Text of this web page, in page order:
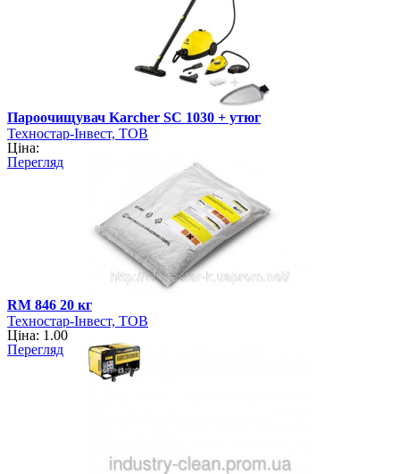
Пароочищувач Karcher SC 1030 + утюг
Техностар-Інвест, ТОВ
Ціна:
Перегляд
RM 846 20 кг
Техностар-Інвест, ТОВ
Ціна: 1.00
Перегляд